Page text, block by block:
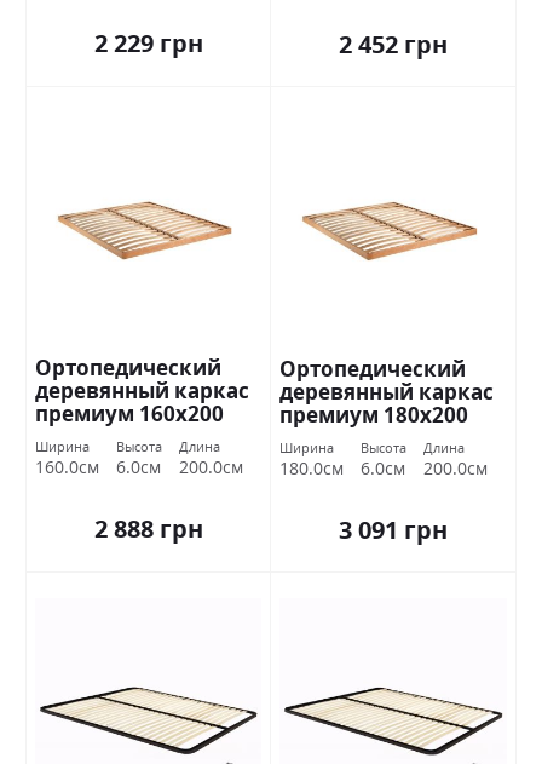
2 229 грн 2 452 грн
Ортопедический
деревянный каркас
премиум 160х200
Миромарк
Ширина
160.0см
Высота
6.0см
Длина
200.0см
2 888 грн
Ортопедический
деревянный каркас
премиум 180х200
Миромарк
Ширина
180.0см
Высота
6.0см
Длина
200.0см
3 091 грн